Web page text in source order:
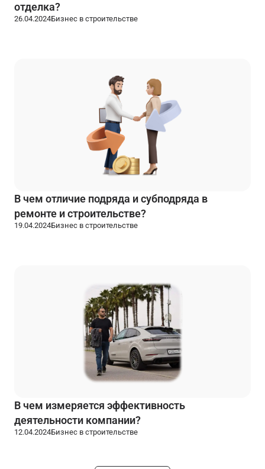
отделка?
26.04.2024Бизнес в строительстве
В чем отличие подряда и субподряда в
ремонте и строительстве?
19.04.2024Бизнес в строительстве
В чем измеряется эффективность
деятельности компании?
12.04.2024Бизнес в строительстве